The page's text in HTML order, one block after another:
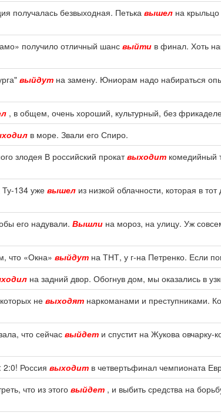
получалась безвыходная. Петька вышел на
получило отличный шанс выйти в финал. Хоть
выйдут на замену. Юниорам надо набираться
, в общем, очень хороший, культурный, без
в море. Звали его Спиро.
злодея В российский прокатвыходит комедийный
134 уже вышел из низкой облачности, которая в
его надували. Вышли на мороз, на улицу. Уж
что «Окна» выйдут на ТНТ, у г-на Петренко. Если
на задний двор. Обогнув дом, мы оказались в
не выходят наркоманами и преступниками.
что сейчас выйдет и спустит на Жукова овчарку-
Россия выходит в четвертьфинал чемпионата
что из этого выйдет , и выбить средства на